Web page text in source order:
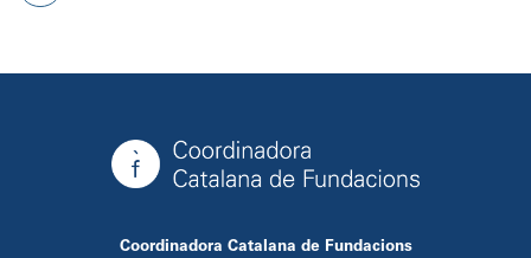
Coordinadora Catalana de Fundacions